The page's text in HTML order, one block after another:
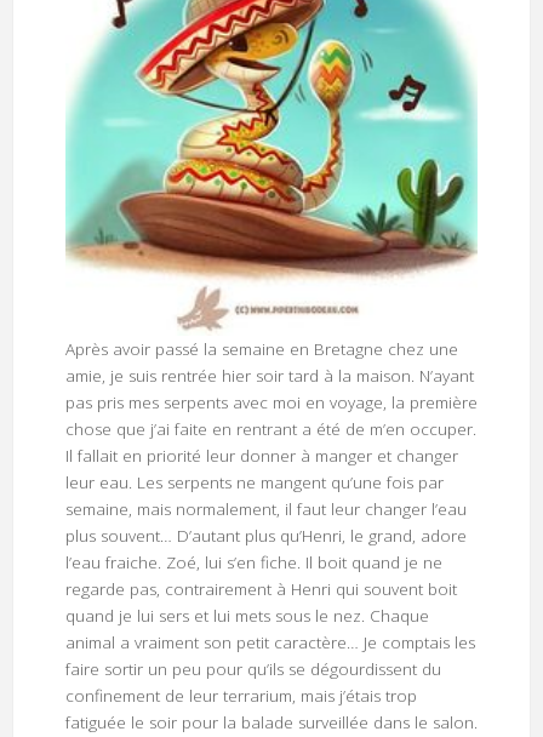
Après avoir passé la semaine en Bretagne chez une
amie, je suis rentrée hier soir tard à la maison. N’ayant
pas pris mes serpents avec moi en voyage, la première
chose que j’ai faite en rentrant a été de m’en occuper.
Il fallait en priorité leur donner à manger et changer
leur eau. Les serpents ne mangent qu’une fois par
semaine, mais normalement, il faut leur changer l’eau
plus souvent… D’autant plus qu’Henri, le grand, adore
l’eau fraiche. Zoé, lui s’en fiche. Il boit quand je ne
regarde pas, contrairement à Henri qui souvent boit
quand je lui sers et lui mets sous le nez. Chaque
animal a vraiment son petit caractère… Je comptais les
faire sortir un peu pour qu’ils se dégourdissent du
confinement de leur terrarium, mais j’étais trop
fatiguée le soir pour la balade surveillée dans le salon.